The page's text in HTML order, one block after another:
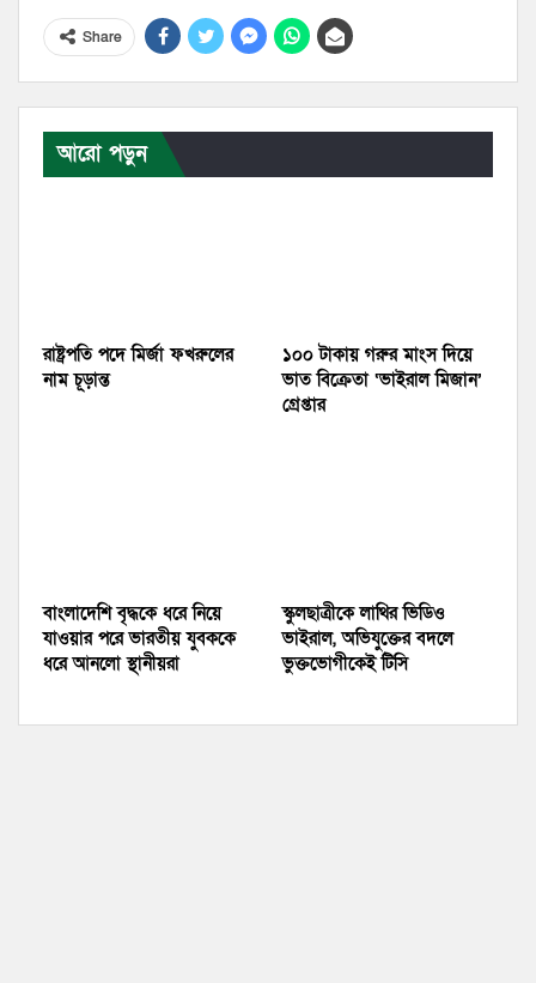
Share
আরো পড়ুন
রাষ্ট্রপতি পদে মির্জা ফখরুলের
নাম চূড়ান্ত
১০০ টাকায় গরুর মাংস দিয়ে
ভাত বিক্রেতা ‘ভাইরাল মিজান’
গ্রেপ্তার
বাংলাদেশি বৃদ্ধকে ধরে নিয়ে
যাওয়ার পরে ভারতীয় যুবককে
ধরে আনলো স্থানীয়রা
স্কুলছাত্রীকে লাথির ভিডিও
ভাইরাল, অভিযুক্তের বদলে
ভুক্তভোগীকেই টিসি